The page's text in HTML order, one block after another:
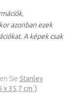
azonban ezek
A képek csak
Sie Stanley
35,7 cm´)